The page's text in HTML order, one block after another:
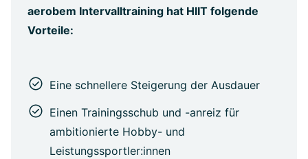
aerobem Intervalltraining hat HIIT folgende
Vorteile:
Eine schnellere Steigerung der Ausdauer
Einen Trainingsschub und -anreiz für
ambitionierte Hobby- und
Leistungssportler:innen